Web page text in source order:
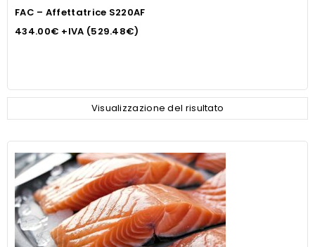
FAC – Affettatrice S220AF
434.00€ +IVA (529.48€)
Visualizzazione del risultato